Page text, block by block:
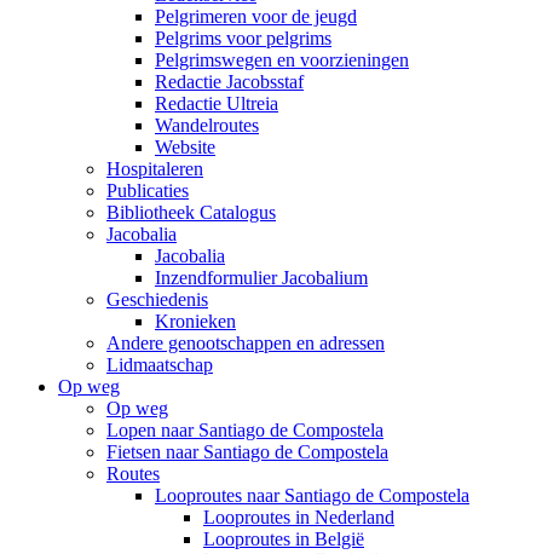
Pelgrimeren voor de jeugd
Pelgrims voor pelgrims
Pelgrimswegen en voorzieningen
Redactie Jacobsstaf
Redactie Ultreia
Wandelroutes
Website
Hospitaleren
Publicaties
Bibliotheek Catalogus
Jacobalia
Jacobalia
Inzendformulier Jacobalium
Geschiedenis
Kronieken
Andere genootschappen en adressen
Lidmaatschap
Op weg
Op weg
Lopen naar Santiago de Compostela
Fietsen naar Santiago de Compostela
Routes
Looproutes naar Santiago de Compostela
Looproutes in Nederland
Looproutes in België